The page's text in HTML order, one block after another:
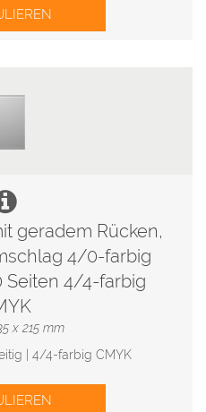
geradem Rücken,
4/0-farbig
Seiten 4/4-farbig
x 215 mm
| 4/4-farbig CMYK